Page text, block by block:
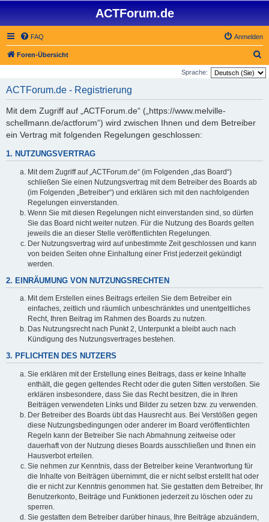
ACTForum.de
FAQ Anmelden
Foren-Übersicht
u
Sprache:
ACTForum.de - Registrierung
Mit dem Zugriff auf „ACTForum.de“ („https://www.melville-
schellmann.de/actforum“) wird zwischen Ihnen und dem Betreiber
ein Vertrag mit folgenden Regelungen geschlossen:
1. NUTZUNGSVERTRAG
Mit dem Zugriff auf „ACTForum.de“ (im Folgenden „das Board“)
schließen Sie einen Nutzungsvertrag mit dem Betreiber des Boards ab
(im Folgenden „Betreiber“) und erklären sich mit den nachfolgenden
Regelungen einverstanden.
Wenn Sie mit diesen Regelungen nicht einverstanden sind, so dürfen
Sie das Board nicht weiter nutzen. Für die Nutzung des Boards gelten
jeweils die an dieser Stelle veröffentlichten Regelungen.
Der Nutzungsvertrag wird auf unbestimmte Zeit geschlossen und kann
von beiden Seiten ohne Einhaltung einer Frist jederzeit gekündigt
werden.
2. EINRÄUMUNG VON NUTZUNGSRECHTEN
Mit dem Erstellen eines Beitrags erteilen Sie dem Betreiber ein
einfaches, zeitlich und räumlich unbeschränktes und unentgeltliches
Recht, Ihren Beitrag im Rahmen des Boards zu nutzen.
Das Nutzungsrecht nach Punkt 2, Unterpunkt a bleibt auch nach
Kündigung des Nutzungsvertrages bestehen.
3. PFLICHTEN DES NUTZERS
Sie erklären mit der Erstellung eines Beitrags, dass er keine Inhalte
enthält, die gegen geltendes Recht oder die guten Sitten verstoßen. Sie
erklären insbesondere, dass Sie das Recht besitzen, die in Ihren
Beiträgen verwendeten Links und Bilder zu setzen bzw. zu verwenden.
Der Betreiber des Boards übt das Hausrecht aus. Bei Verstößen gegen
diese Nutzungsbedingungen oder anderer im Board veröffentlichten
Regeln kann der Betreiber Sie nach Abmahnung zeitweise oder
dauerhaft von der Nutzung dieses Boards ausschließen und Ihnen ein
Hausverbot erteilen.
Sie nehmen zur Kenntnis, dass der Betreiber keine Verantwortung für
die Inhalte von Beiträgen übernimmt, die er nicht selbst erstellt hat oder
die er nicht zur Kenntnis genommen hat. Sie gestatten dem Betreiber, Ihr
Benutzerkonto, Beiträge und Funktionen jederzeit zu löschen oder zu
sperren.
Sie gestatten dem Betreiber darüber hinaus, Ihre Beiträge abzuändern,